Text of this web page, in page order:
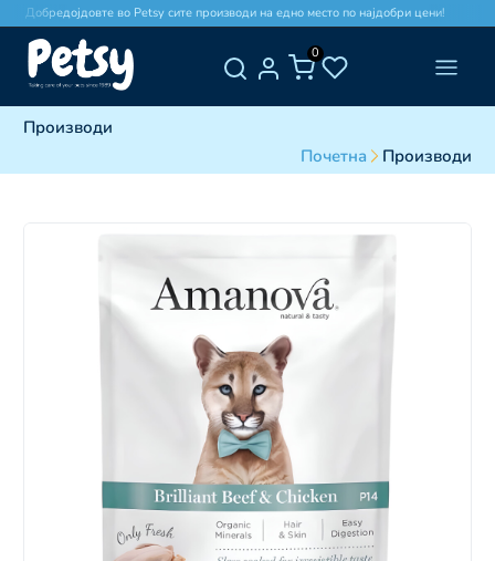
Добредојдовте во Petsy сите производи на едно место по најдобри цени!
0
Производи
Почетна
Производи